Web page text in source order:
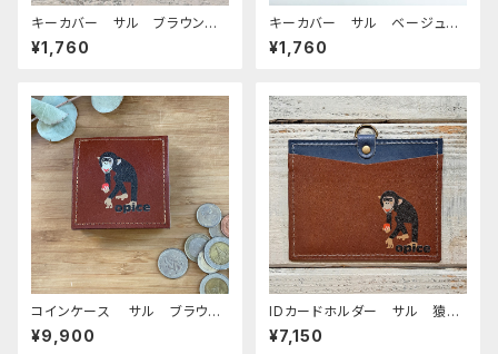
キーカバー サル ブラウン B
rown 猿 さる
¥1,760
キーカバー サル ベージュ
beige 猿 さる
¥1,760
コインケース サル ブラウ
ン 栃木レザー 猿 monke
y モンキー
¥9,900
IDカードホルダー サル 猿
さる （ストラップなし）
¥7,150